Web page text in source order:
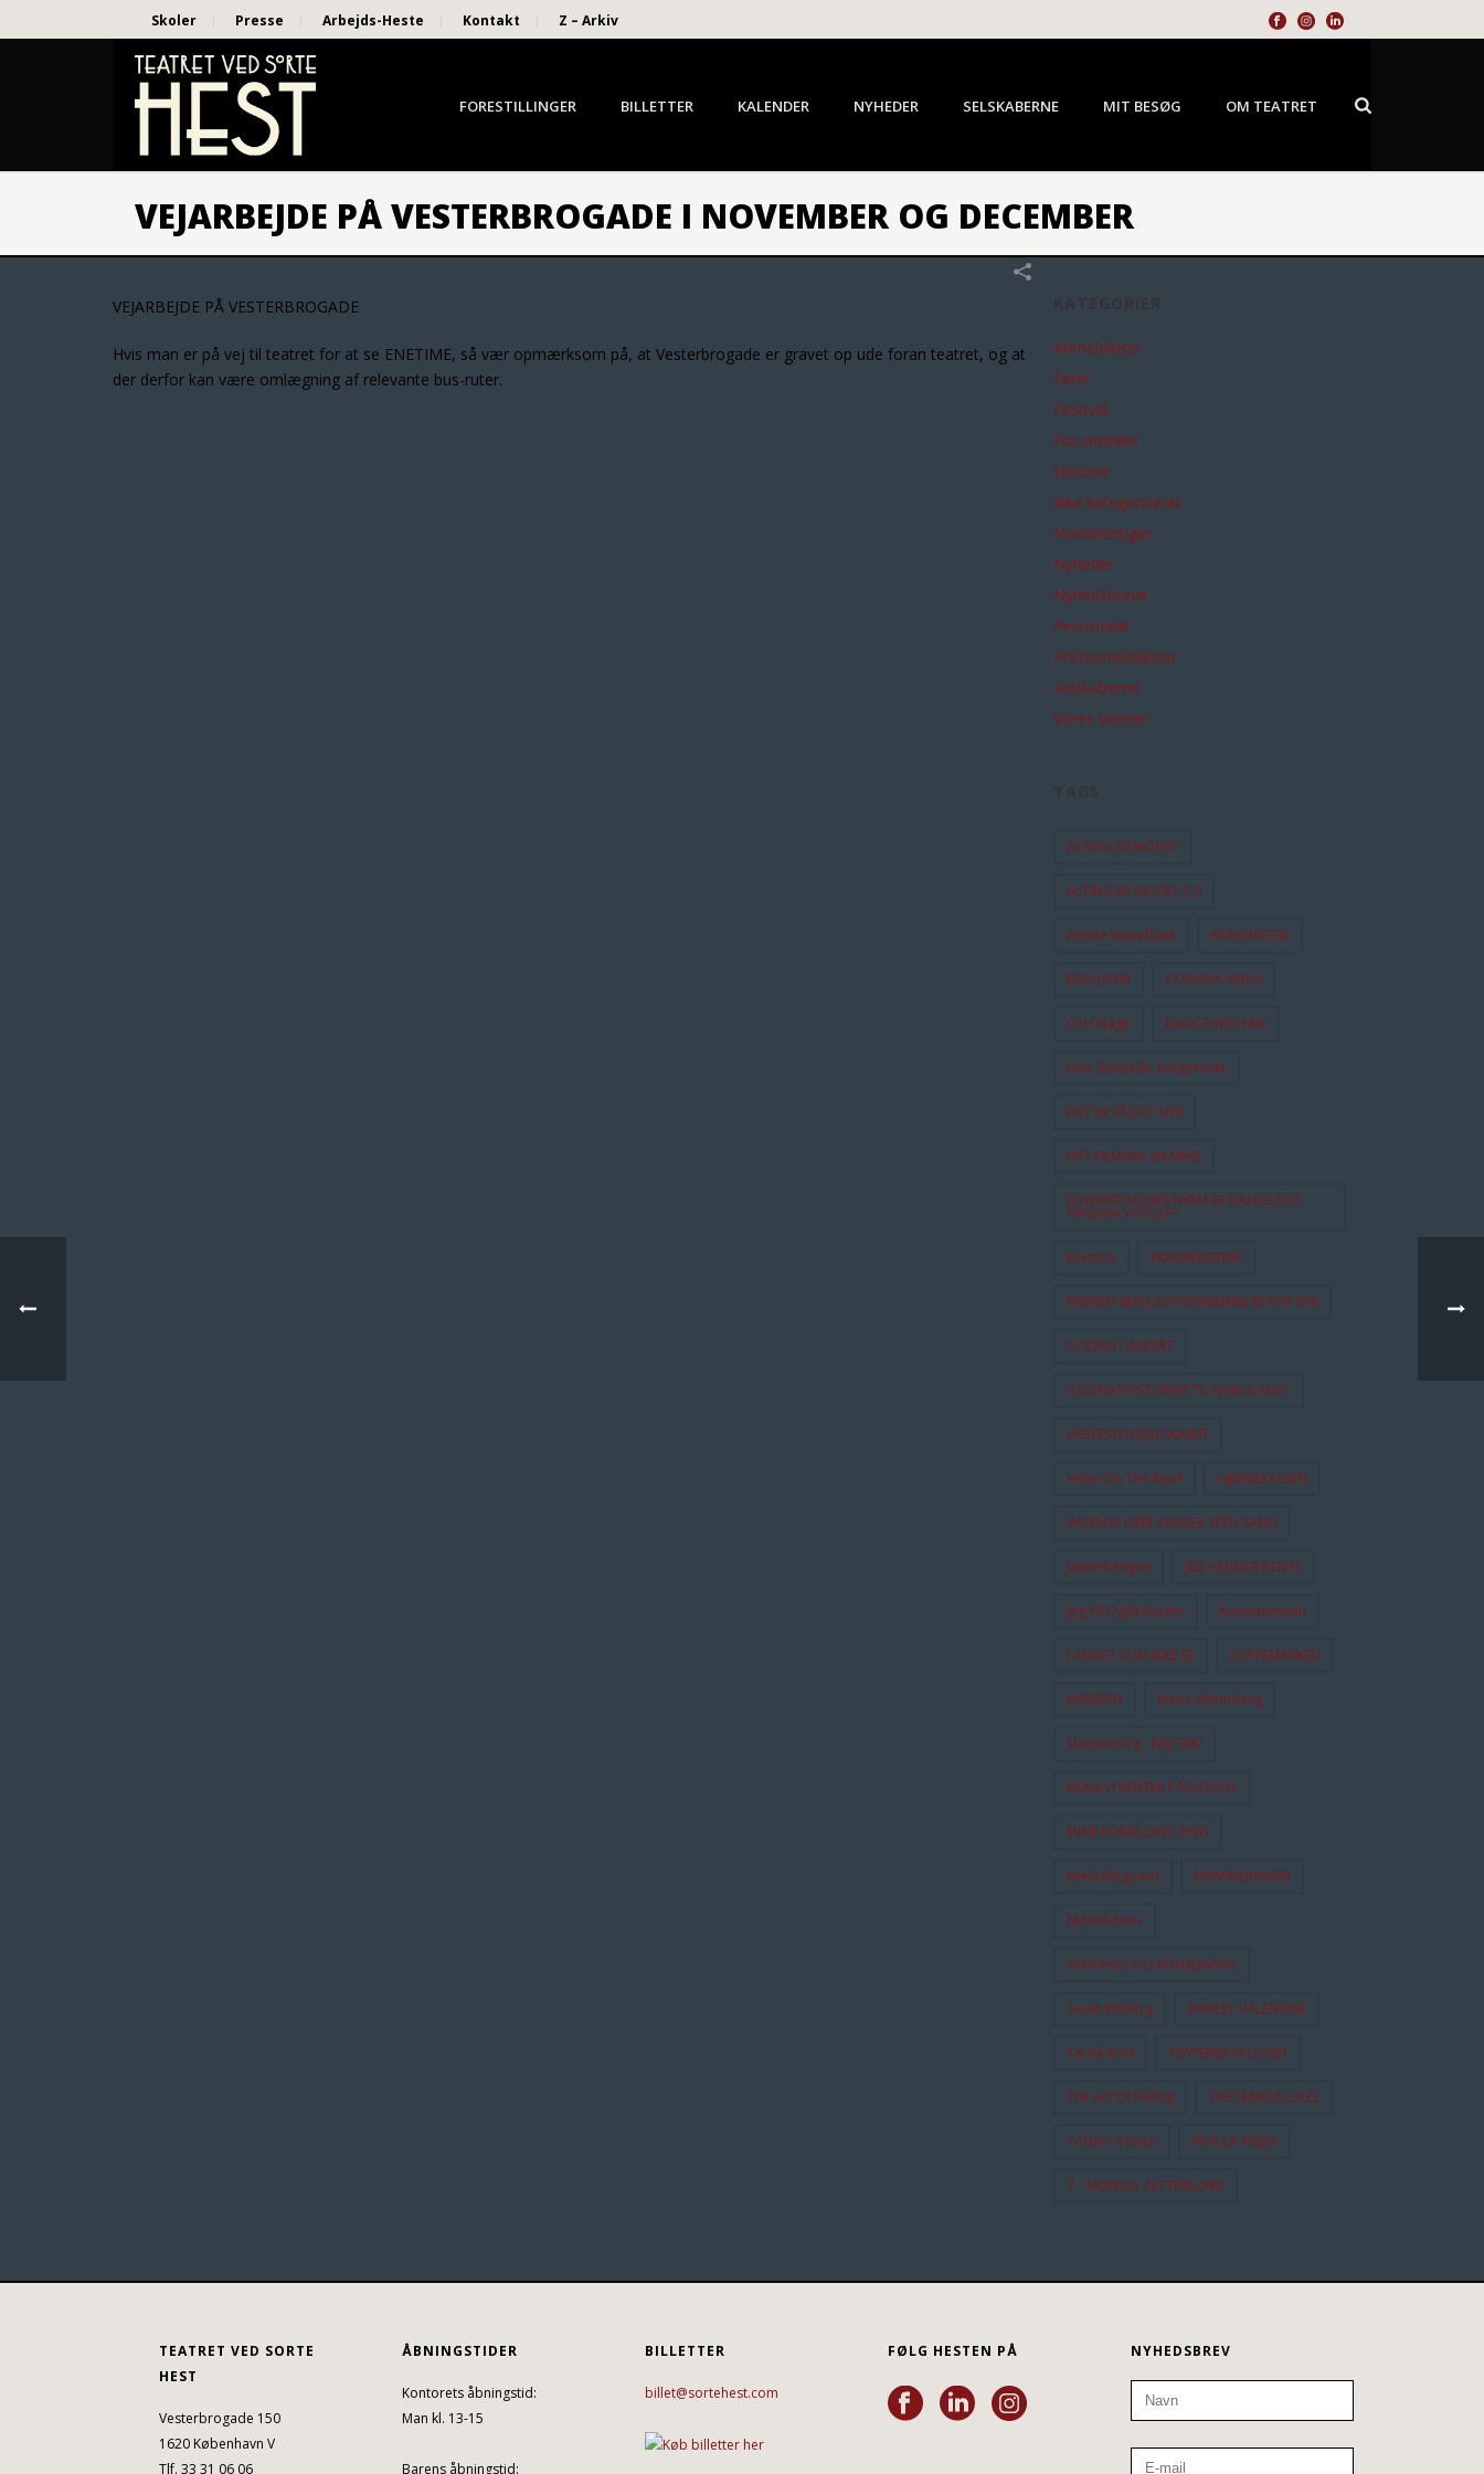
Skoler Presse Arbejds-Heste Kontakt Z – Arkiv
FORESTILLINGER BILLETTER KALENDER NYHEDER SELSKABERNE MIT BESØG OM TEATRET
VEJARBEJDE PÅ VESTERBROGADE I NOVEMBER OG DECEMBER
VEJARBEJDE PÅ VESTERBROGADE
Hvis man er på vej til teatret for at se ENETIME, så vær opmærksom på, at Vesterbrogade er gravet op ude foran teatret, og at
der derfor kan være omlægning af relevante bus-ruter.
Anmeldelser
Ferie
Festival
For-omtaler
Historie
Ikke kategoriseret
Nomineringer
Nyheder
Nyhedsbreve
Personalet
Pressemeddelser
Selskaberne
Vores Venner
ALTING ER NOGET
ALTING ER NOGET 2.0
Anette Støvelbæk ANKOMSTEN
BEAUVOIR CORONA-VIRUS
CPH Stage DANCE WITH ME
Den Skaldede Sangerinde
DET ER SÅ DET NYE
DET FILMISKE SELSKAB
EDWARD ALBEES HVEM ER BANGE FOR
VIRGINIA WOOLF?
Enetime FRANKENSTEIN
FRØKEN SMILLAS FORNEMMELSE FOR SNE
GODNAT ALBERT
GODNATHISTORIER TIL NABOLAGET
HESTESTOLESELSKABET
Hitler On The Roof HJERNEKASSEN
INDEN VI DØR SYNGER VI EN SANG
Jantedrengen JEG HEDDER BENTE
Jeg Vil Også Kysses Kussesumpen
LANDET SOM IKKE ER LOPPEMARKED
MAIREAD Maria Vinterberg
Marienborg - NEJ TAK!
MENS VI VENTER PÅ GODOT
MINE FORÆLDRES TING
Niels Ellegaard NOMINERINGER
Nyhedsbrev
SANDHED OG KONSEKVENS
Sarah Boberg SHIRLEY VALENTINE
Tarok-Kort TEATERKATALOGET
The Art Of Falling THE FEMALE GAZE
Torben Toben VIVA LA FRIDA
Z - MONICA ZETTERLUND
TEATRET VED SORTE
HEST
Vesterbrogade 150
1620 København V
Tlf. 33 31 06 06
ÅBNINGSTIDER
Kontorets åbningstid:
Man kl. 13-15
Barens åbningstid:
BILLETTER
billet@sortehest.com
FØLG HESTEN PÅ NYHEDSBREV